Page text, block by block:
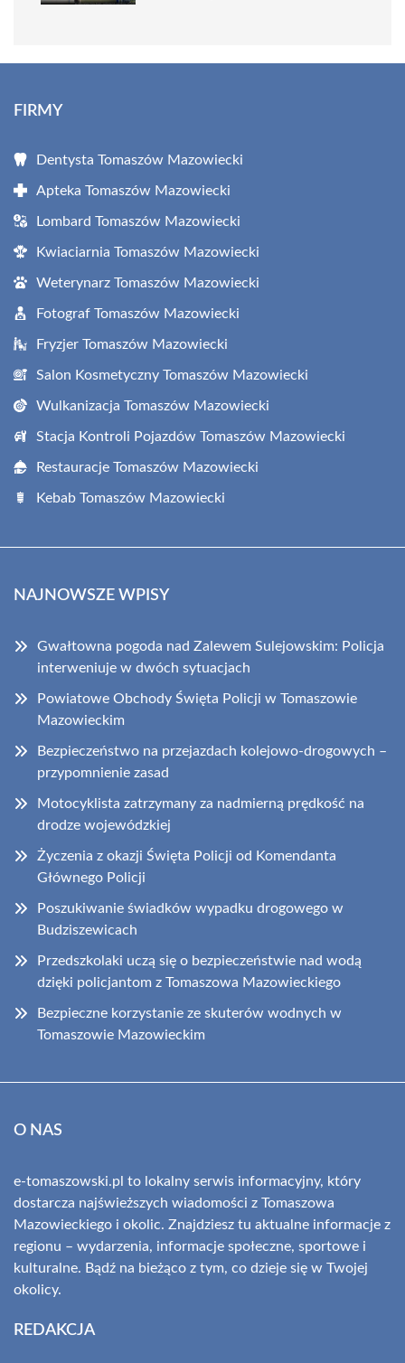
FIRMY
Dentysta Tomaszów Mazowiecki
Apteka Tomaszów Mazowiecki
Lombard Tomaszów Mazowiecki
Kwiaciarnia Tomaszów Mazowiecki
Weterynarz Tomaszów Mazowiecki
Fotograf Tomaszów Mazowiecki
Fryzjer Tomaszów Mazowiecki
Salon Kosmetyczny Tomaszów Mazowiecki
Wulkanizacja Tomaszów Mazowiecki
Stacja Kontroli Pojazdów Tomaszów Mazowiecki
Restauracje Tomaszów Mazowiecki
Kebab Tomaszów Mazowiecki
NAJNOWSZE WPISY
Gwałtowna pogoda nad Zalewem Sulejowskim: Policja
interweniuje w dwóch sytuacjach
Powiatowe Obchody Święta Policji w Tomaszowie
Mazowieckim
Bezpieczeństwo na przejazdach kolejowo-drogowych –
przypomnienie zasad
Motocyklista zatrzymany za nadmierną prędkość na
drodze wojewódzkiej
Życzenia z okazji Święta Policji od Komendanta
Głównego Policji
Poszukiwanie świadków wypadku drogowego w
Budziszewicach
Przedszkolaki uczą się o bezpieczeństwie nad wodą
dzięki policjantom z Tomaszowa Mazowieckiego
Bezpieczne korzystanie ze skuterów wodnych w
Tomaszowie Mazowieckim
O NAS
e-tomaszowski.pl to lokalny serwis informacyjny, który
dostarcza najświeższych wiadomości z Tomaszowa
Mazowieckiego i okolic. Znajdziesz tu aktualne informacje z
regionu – wydarzenia, informacje społeczne, sportowe i
kulturalne. Bądź na bieżąco z tym, co dzieje się w Twojej
okolicy.
REDAKCJA